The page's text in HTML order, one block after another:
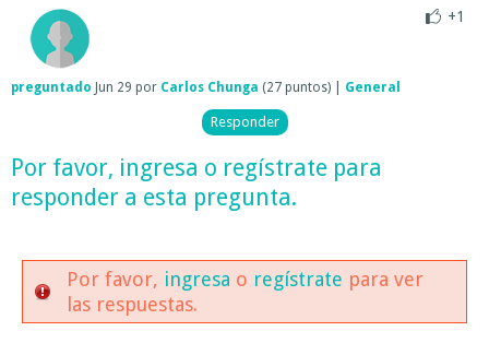
+1
preguntado Jun 29 por Carlos Chunga (27 puntos) General
Por favor, ingresa o regístrate para
responder a esta pregunta.
Por favor, ingresa o regístrate para ver
las respuestas.